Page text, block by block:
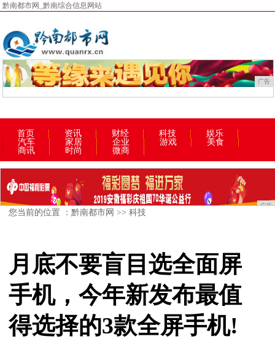
黔南都市网_黔南综合信息网站
广告
首页 资讯 财经 科技
娱乐
汽车
家居 企业 游戏
美食
商讯
时尚 微商
广告
您当前的位置 ：黔南都市网 >>科技
月底不要盲目选全面屏
手机，今年新发布最值
得选择的3款全屏手机!